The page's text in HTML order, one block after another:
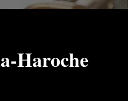
Haroche